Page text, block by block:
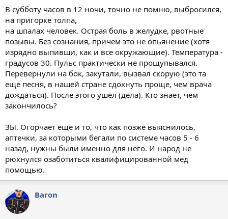
а
В субботу часов в 12 ночи, точно не помню, выбросился,
на пригорке толпа,
на шпалах человек. Острая боль в желудке, рвотные
позывы. Без сознания, причем это не опьянение (хотя
изрядно выпивши, как и все окружающие). Температура -
градусов 30. Пульс практически не прощупывался.
Перевернули на бок, закутали, вызвал скорую (это та
еще песня, в нашей стране сдохнуть проще, чем врача
дождаться). После этого ушел (дела). Кто знает, чем
закончилось?
ЗЫ. Огорчает еще и то, что как позже выяснилось,
аптечки, за которыми бегали по системе часов 5 - 6
назад, нужны были именно для него. И народ не
рюхнулся озаботиться квалифицированной мед
помощью.
Baron